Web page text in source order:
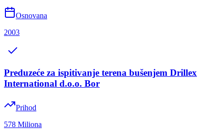
Osnovana
2003
Preduzeće za ispitivanje terena bušenjem Drillex
International d.o.o. Bor
Prihod
578 Miliona